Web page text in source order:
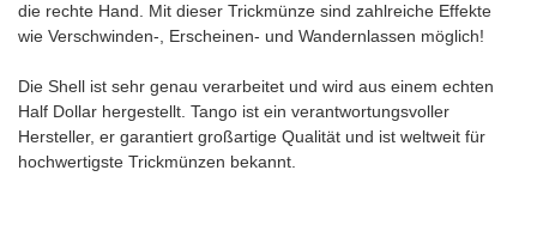
die rechte Hand. Mit dieser Trickmünze sind zahlreiche Effekte
wie Verschwinden-, Erscheinen- und Wandernlassen möglich!
Die Shell ist sehr genau verarbeitet und wird aus einem echten
Half Dollar hergestellt. Tango ist ein verantwortungsvoller
Hersteller, er garantiert großartige Qualität und ist weltweit für
hochwertigste Trickmünzen bekannt.